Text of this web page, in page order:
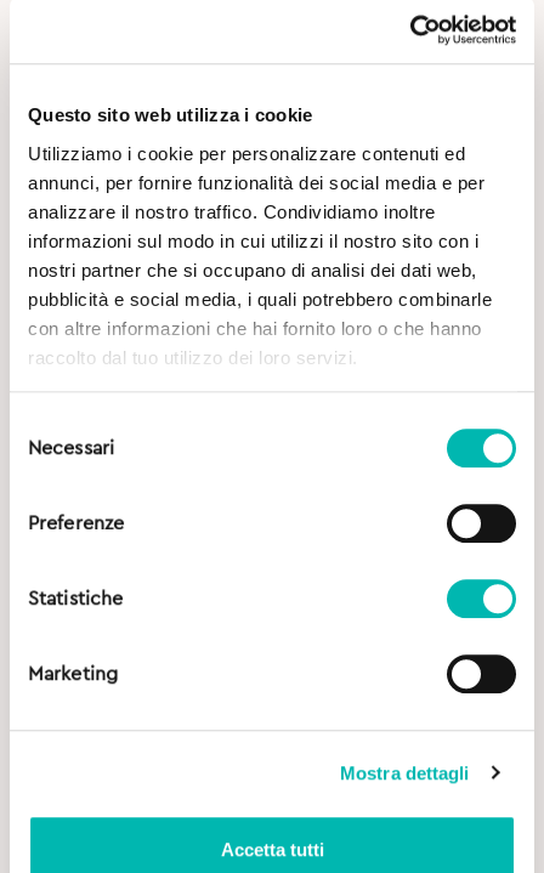
Questo sito web utilizza i cookie
Utilizziamo i cookie per personalizzare contenuti ed
annunci, per fornire funzionalità dei social media e per
analizzare il nostro traffico. Condividiamo inoltre
informazioni sul modo in cui utilizzi il nostro sito con i
nostri partner che si occupano di analisi dei dati web,
pubblicità e social media, i quali potrebbero combinarle
con altre informazioni che hai fornito loro o che hanno
raccolto dal tuo utilizzo dei loro servizi.
delNecessari
Preferenze
Statistiche
Marketing
Mostra dettagli
Accetta tutti
Potrebbe Interessarti